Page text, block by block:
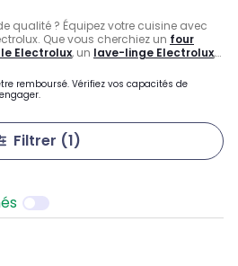
qualité ? Équipez votre cuisine avec
Que vous cherchiez un four
Electrolux, un lave-linge Electrolux,
700, ou encore un aspirateur
une gamme d'appareils
répondre à tous vos besoins.
remboursé. Vérifiez vos capacités de
Filtrer (1)